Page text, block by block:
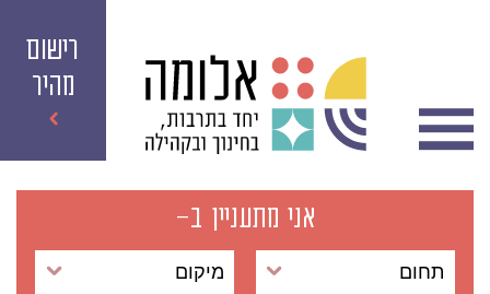
רישום
מהיר
אני מתעניין ב-
תחום מיקום